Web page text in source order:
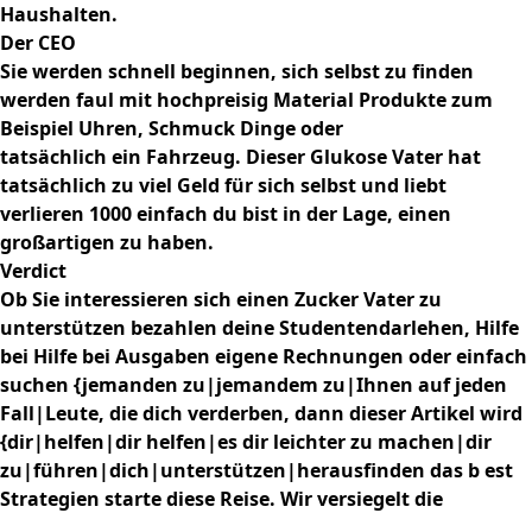
Haushalten.
Der CEO
Sie werden schnell beginnen, sich selbst zu finden
werden faul mit hochpreisig Material Produkte zum
Beispiel Uhren, Schmuck Dinge oder
tatsächlich ein Fahrzeug. Dieser Glukose Vater hat
tatsächlich zu viel Geld für sich selbst und liebt
verlieren 1000 einfach du bist in der Lage, einen
großartigen zu haben.
Verdict
Ob Sie interessieren sich einen Zucker Vater zu
unterstützen bezahlen deine Studentendarlehen, Hilfe
bei Hilfe bei Ausgaben eigene Rechnungen oder einfach
suchen {jemanden zu|jemandem zu|Ihnen auf jeden
Fall|Leute, die dich verderben, dann dieser Artikel wird
{dir|helfen|dir helfen|es dir leichter zu machen|dir
zu|führen|dich|unterstützen|herausfinden das b est
Strategien starte diese Reise. Wir versiegelt die